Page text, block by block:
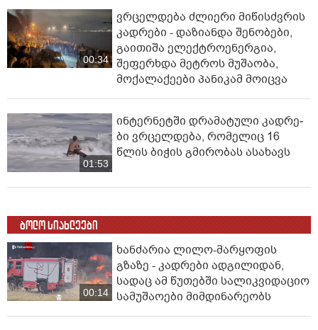
00:34
ვრცელდება ძლიერი მიწისძვრის
კადრები - დაზიანდა შენობები,
გაითიშა ელექტროენერგია,
შეფერხდა მეტროს მუშაობა,
მოქალაქეები პანიკამ მოიცვა
01:53
ინ­ტერ­ნეტ­ში დრა­მა­ტუ­ლი კად­რე­
ბი ვრცელდება, რომელიც 16
წლის ბიჭის გმირობას ასახავს
ბოლო სიახლეები
00:14
ხანძარია ლილო-მარყოფის
გზაზე - კადრები ადგილიდან,
სადაც ამ წუთებში სალიკვიდაციო
სამუშაოები მიმდინარეობს